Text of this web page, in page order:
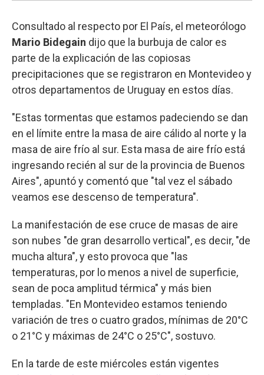
Consultado al respecto por El País, el meteorólogo
Mario Bidegain dijo que la burbuja de calor es
parte de la explicación de las copiosas
precipitaciones que se registraron en Montevideo y
otros departamentos de Uruguay en estos días.
"Estas tormentas que estamos padeciendo se dan
en el límite entre la masa de aire cálido al norte y la
masa de aire frío al sur. Esta masa de aire frío está
ingresando recién al sur de la provincia de Buenos
Aires", apuntó y comentó que "tal vez el sábado
veamos ese descenso de temperatura".
La manifestación de ese cruce de masas de aire
son nubes "de gran desarrollo vertical", es decir, "de
mucha altura", y esto provoca que "las
temperaturas, por lo menos a nivel de superficie,
sean de poca amplitud térmica" y más bien
templadas. "En Montevideo estamos teniendo
variación de tres o cuatro grados, mínimas de 20°C
o 21°C y máximas de 24°C o 25°C", sostuvo.
En la tarde de este miércoles están vigentes